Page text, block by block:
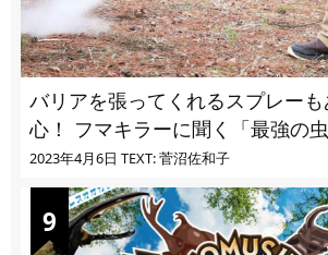
バリアを張ってくれるスプレー
心！ フマキラーに聞く「最強の虫撃退グッズ
vol.4」【キャンプサイトで使う虫
2023年4月6日 TEXT: 菅沼佐和子